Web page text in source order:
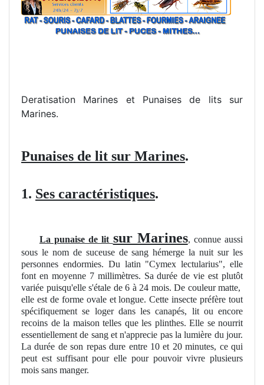
Deratisation Marines et Punaises de lits sur
Marines.
Punaises de lit sur Marines.
1. Ses caractéristiques.
La punaise de lit sur Marines, connue aussi
sous le nom de suceuse de sang hémerge la nuit sur les
personnes endormies. Du latin "Cymex lectularius", elle
font en moyenne 7 millimètres. Sa durée de vie est plutôt
variée puisqu'elle s'étale de 6 à 24 mois. De couleur matte,
elle est de forme ovale et longue. Cette insecte préfère tout
spécifiquement se loger dans les canapés, lit ou encore
recoins de la maison telles que les plinthes. Elle se nourrit
essentiellement de sang et n'apprecie pas la lumière du jour.
La durée de son repas dure entre 10 et 20 minutes, ce qui
peut est suffisant pour elle pour pouvoir vivre plusieurs
mois sans manger.